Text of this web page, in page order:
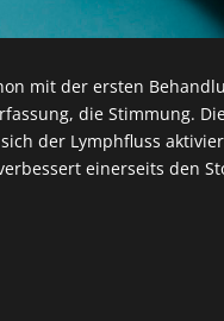
mit der ersten
die Stimmung.
der Lymphfluss
einerseits den